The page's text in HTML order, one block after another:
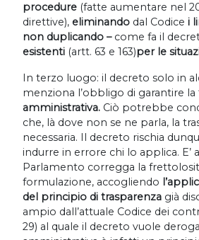
procedure (fatte aumentare nel
direttive), eliminando dal Codice i
non duplicando – come fa il
esistenti (artt. 63 e 163)per le
In terzo luogo: il decreto solo in
menziona l’obbligo di garantire la
amministrativa. Ciò potrebbe
che, là dove non se ne parla, la
necessaria. Il decreto rischia
indurre in errore chi lo applica. E’
Parlamento corregga la
formulazione, accogliendo
del principio di trasparenza già
ampio dall’attuale Codice dei
29) al quale il decreto vuole